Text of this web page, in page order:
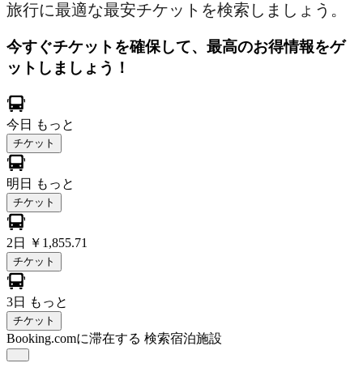
旅行に最適な最安チケットを検索しましょう。
今すぐチケットを確保して、最高のお得情報をゲ
ットしましょう！
今日 もっと
チケット
明日 もっと
チケット
2日 ￥1,855.71
チケット
3日 もっと
チケット
Booking.comに滞在する 検索宿泊施設